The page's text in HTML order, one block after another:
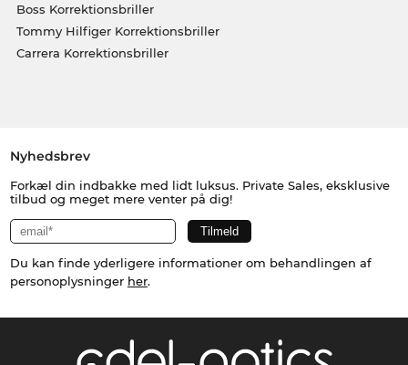
Boss Korrektionsbriller
Tommy Hilfiger Korrektionsbriller
Carrera Korrektionsbriller
Nyhedsbrev
Forkæl din indbakke med lidt luksus. Private Sales, eksklusive
tilbud og meget mere venter på dig!
Du kan finde yderligere informationer om behandlingen af
personoplysninger her.